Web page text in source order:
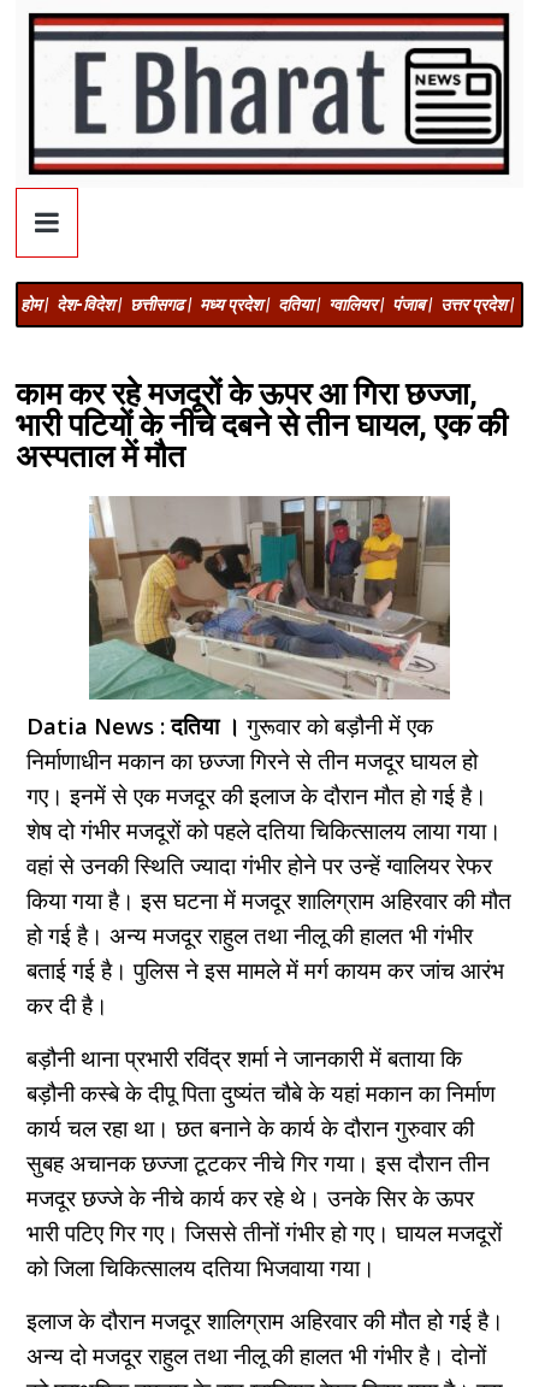
होम | देश-विदेश | छत्तीसगढ | मध्य प्रदेश | दतिया | ग्वालियर | पंजाब | उत्तर प्रदेश |
काम कर रहे मजदूरों के ऊपर आ गिरा छज्जा,
भारी पटियों के नीचे दबने से तीन घायल, एक की
अस्पताल में मौत
Datia News : दतिया । गुरूवार को बड़ौनी में एक
निर्माणाधीन मकान का छज्जा गिरने से तीन मजदूर घायल हो
गए। इनमें से एक मजदूर की इलाज के दौरान मौत हो गई है।
शेष दो गंभीर मजदूरों को पहले दतिया चिकित्सालय लाया गया।
वहां से उनकी स्थिति ज्यादा गंभीर होने पर उन्हें ग्वालियर रेफर
किया गया है। इस घटना में मजदूर शालिग्राम अहिरवार की मौत
हो गई है। अन्य मजदूर राहुल तथा नीलू की हालत भी गंभीर
बताई गई है। पुलिस ने इस मामले में मर्ग कायम कर जांच आरंभ
कर दी है।
बड़ौनी थाना प्रभारी रविंद्र शर्मा ने जानकारी में बताया कि
बड़ौनी कस्बे के दीपू पिता दुष्यंत चौबे के यहां मकान का निर्माण
कार्य चल रहा था। छत बनाने के कार्य के दौरान गुरुवार की
सुबह अचानक छज्जा टूटकर नीचे गिर गया। इस दौरान तीन
मजदूर छज्जे के नीचे कार्य कर रहे थे। उनके सिर के ऊपर
भारी पटिए गिर गए। जिससे तीनों गंभीर हो गए। घायल मजदूरों
को जिला चिकित्सालय दतिया भिजवाया गया।
इलाज के दौरान मजदूर शालिग्राम अहिरवार की मौत हो गई है।
अन्य दो मजदूर राहुल तथा नीलू की हालत भी गंभीर है। दोनों